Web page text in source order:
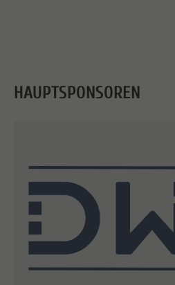
HAUPTSPONSOREN